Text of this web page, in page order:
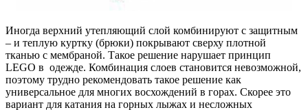
Иногда верхний утепляющий слой комбинируют с защитным
– и теплую куртку (брюки) покрывают сверху плотной
тканью с мембраной. Такое решение нарушает принцип
LEGO в одежде. Комбинация слоев становится невозможной,
поэтому трудно рекомендовать такое решение как
универсальное для многих восхождений в горах. Скорее это
вариант для катания на горных лыжах и несложных